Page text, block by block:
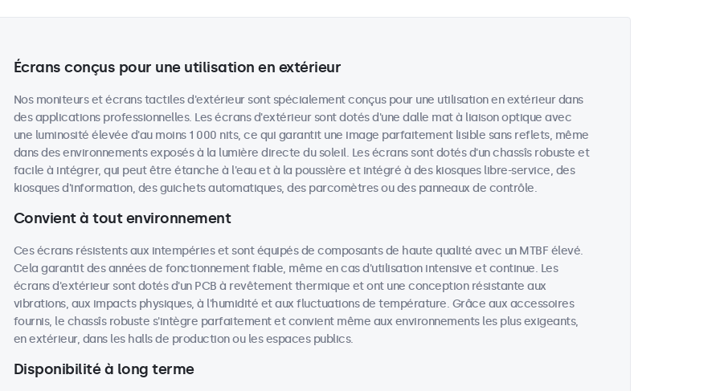
Écrans conçus pour une utilisation en extérieur
Nos moniteurs et écrans tactiles d'extérieur sont spécialement conçus pour une utilisation en extérieur dans
des applications professionnelles. Les écrans d'extérieur sont dotés d'une dalle mat à liaison optique avec
une luminosité élevée d'au moins 1 000 nits, ce qui garantit une image parfaitement lisible sans reflets, même
dans des environnements exposés à la lumière directe du soleil. Les écrans sont dotés d'un chassîs robuste et
facile à intégrer, qui peut être étanche à l'eau et à la poussière et intégré à des kiosques libre-service, des
kiosques d'information, des guichets automatiques, des parcomètres ou des panneaux de contrôle.
Convient à tout environnement
Ces écrans résistents aux intempéries et sont équipés de composants de haute qualité avec un MTBF élevé.
Cela garantit des années de fonctionnement fiable, même en cas d'utilisation intensive et continue. Les
écrans d'extérieur sont dotés d'un PCB à revêtement thermique et ont une conception résistante aux
vibrations, aux impacts physiques, à l'humidité et aux fluctuations de température. Grâce aux accessoires
fournis, le chassîs robuste s'intègre parfaitement et convient même aux environnements les plus exigeants,
en extérieur, dans les halls de production ou les espaces publics.
Disponibilité à long terme